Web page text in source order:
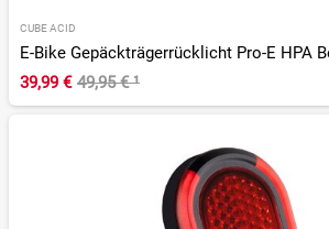
CUBE ACID
E-Bike Gepäckträgerrücklicht Pro-E HPA
39,99 € 49,95 €¹